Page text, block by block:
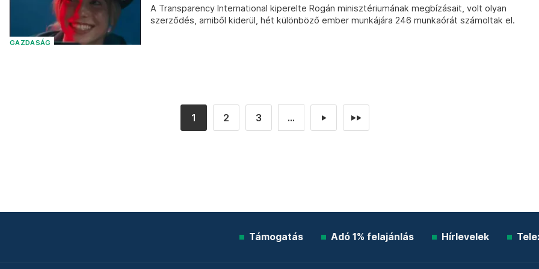
GAZDASÁG
A Transparency International kiperelte Rogán minisztériumának megbízásait, volt olyan
szerződés, amiből kiderül, hét különböző ember munkájára 246 munkaórát számoltak el.
1 2 3 ... ► ►►
Támogatás Adó 1% felajánlás Hírlevelek